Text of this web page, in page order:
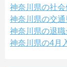
神奈川県の社
神奈川県の交
神奈川県の退
神奈川県の4月